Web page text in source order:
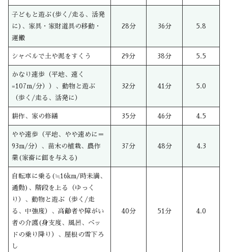
子どもと遊ぶ(歩く/走る、活発
に)、家具・家財道具の移動・
運搬
28分 36分 5.8
シャベルで土や泥をすくう 29分 38分 5.5
かなり速歩（平地、速く
=107m/分））、動物と遊ぶ
（歩く/走る、活発に）
32分 41分 5.0
耕作、家の修繕 35分 46分 4.5
やや速歩（平地、やや速めに＝
93m/分）、苗木の植栽、農作
業(家畜に餌を与える)
37分 48分 4.3
自転車に乗る(≒16km/時未満、
通勤)、階段を上る（ゆっく
り）、動物と遊ぶ（歩く/走
る、中強度）、高齢者や障がい
者の介護(身支度、風呂、ベッ
ドの乗り降り）、屋根の雪下ろ
し
40分 51分 4.0